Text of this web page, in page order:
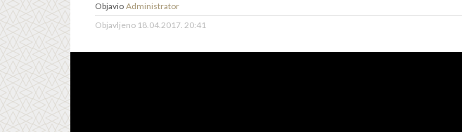
Objavio Administrator
Objavljeno 18.04.2017. 20:41